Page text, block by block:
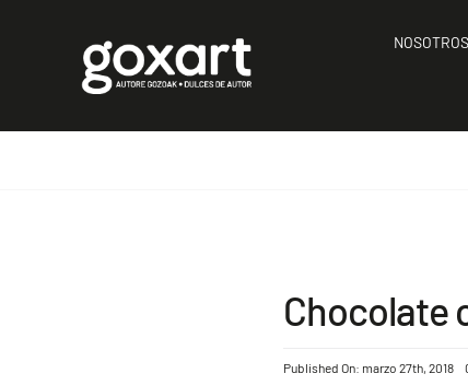
NOSOTROS
Chocolate
Published On: marzo 27th, 2018